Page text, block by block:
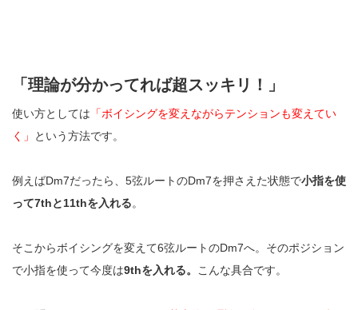
「理論が分かってれば超スッキリ！」
使い方としては 「ボイシングを変えながらテンションも変えてい
く」
という方法です。
例えばDm7だったら、5弦ルートのDm7を押さえた状態で小指を使
って7thと11thを入れる。
そこからボイシングを変えて6弦ルートのDm7へ。そのポジション
で小指を使って今度は9thを入れる。 こんな具合です。